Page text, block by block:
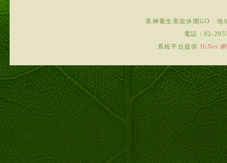
美神養生美妝休閒GO
地
電話： 02-
系統平台提供HiNet